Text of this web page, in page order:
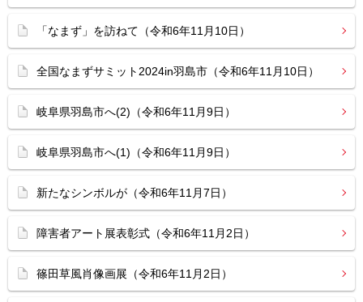
「なまず」を訪ねて（令和6年11月10日）
全国なまずサミット2024in羽島市（令和6年11月10日）
岐阜県羽島市へ(2)（令和6年11月9日）
岐阜県羽島市へ(1)（令和6年11月9日）
新たなシンボルが（令和6年11月7日）
障害者アート展表彰式（令和6年11月2日）
篠田草風肖像画展（令和6年11月2日）